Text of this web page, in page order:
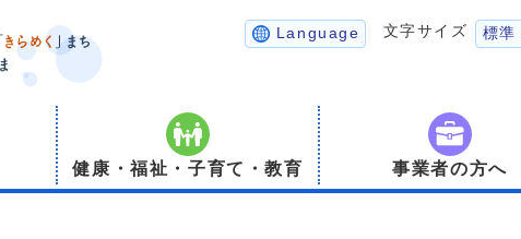
Language 文字サイズ 標準
健康・福祉・子育て・教育 事業者の方へ